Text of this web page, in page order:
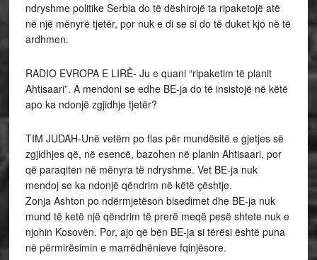
ndryshme politike Serbia do të dëshirojë ta ripaketojë atë
në një mënyrë tjetër, por nuk e di se si do të duket kjo në të
ardhmen.
RADIO EVROPA E LIRË- Ju e quani “ripaketim të planit
Ahtisaari”. A mendoni se edhe BE-ja do të insistojë në këtë
apo ka ndonjë zgjidhje tjetër?
TIM JUDAH-Unë vetëm po flas për mundësitë e gjetjes së
zgjidhjes që, në esencë, bazohen në planin Ahtisaari, por
që paraqiten në mënyra të ndryshme. Vet BE-ja nuk
mendoj se ka ndonjë qëndrim në këtë çështje.
Zonja Ashton po ndërmjetëson bisedimet dhe BE-ja nuk
mund të ketë një qëndrim të prerë meqë pesë shtete nuk e
njohin Kosovën. Por, ajo që bën BE-ja si tërësi është puna
në përmirësimin e marrëdhënieve fqinjësore.